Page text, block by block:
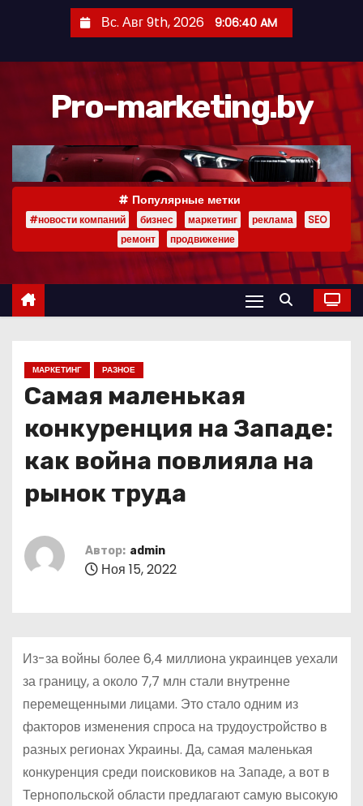
р
Вс. Авг 9th, 2026 9:06:41 AM
Pro-marketing.by
Популярные метки
#новости компаний бизнес маркетинг реклама
SEO
ремонт
продвижение
МАРКЕТИНГ РАЗНОЕ
Самая маленькая
конкуренция на Западе:
как война повлияла на
рынок труда
Автор: admin
Ноя 15, 2022
Из-за войны более 6,4 миллиона украинцев уехали
за границу, а около 7,7 млн стали внутренне
перемещенными лицами. Это стало одним из
факторов изменения спроса на трудоустройство в
разных регионах Украины. Да, самая маленькая
конкуренция среди поисковиков на Западе, а вот в
Тернопольской области предлагают самую высокую